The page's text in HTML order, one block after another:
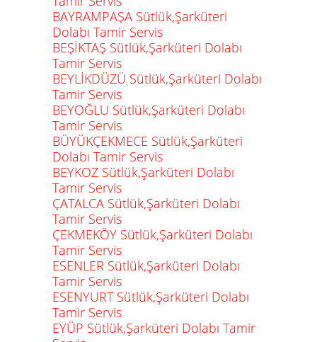
BAYRAMPAŞA Sütlük,Şarküteri
Dolabı Tamir Servis
BEŞİKTAŞ Sütlük,Şarküteri Dolabı
Tamir Servis
BEYLİKDÜZÜ Sütlük,Şarküteri Dolabı
Tamir Servis
BEYOĞLU Sütlük,Şarküteri Dolabı
Tamir Servis
BÜYÜKÇEKMECE Sütlük,Şarküteri
Dolabı Tamir Servis
BEYKOZ Sütlük,Şarküteri Dolabı
Tamir Servis
ÇATALCA Sütlük,Şarküteri Dolabı
Tamir Servis
ÇEKMEKÖY Sütlük,Şarküteri Dolabı
Tamir Servis
ESENLER Sütlük,Şarküteri Dolabı
Tamir Servis
ESENYURT Sütlük,Şarküteri Dolabı
Tamir Servis
EYÜP Sütlük,Şarküteri Dolabı Tamir